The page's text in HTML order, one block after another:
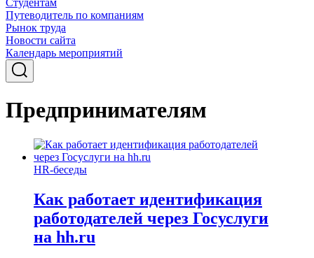
Студентам
Путеводитель по компаниям
Рынок труда
Новости сайта
Календарь мероприятий
Предпринимателям
HR-беседы
Как работает идентификация
работодателей через Госуслуги
на hh.ru